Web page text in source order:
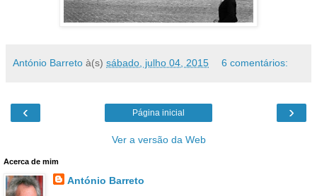
António Barreto à(s) sábado, julho 04, 2015 6 comentários:
‹ ›
Página inicial
Ver a versão da Web
Acerca de mim
António Barreto